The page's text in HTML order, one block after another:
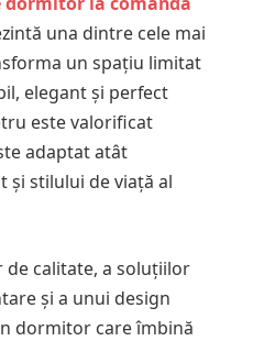
una dintre cele mai
un spațiu limitat
elegant și perfect
este valorificat
adaptat atât
și stilului de viață al
calitate, a soluțiilor
și a unui design
dormitor care îmbină